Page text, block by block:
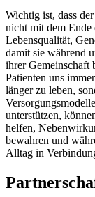
Wichtig ist, dass
nicht mit dem Ende
Lebensqualität,
damit sie während
ihrer Gemeinschaft
Patienten uns
länger zu leben,
unterstützen,
helfen,
bewahren und
Alltag in